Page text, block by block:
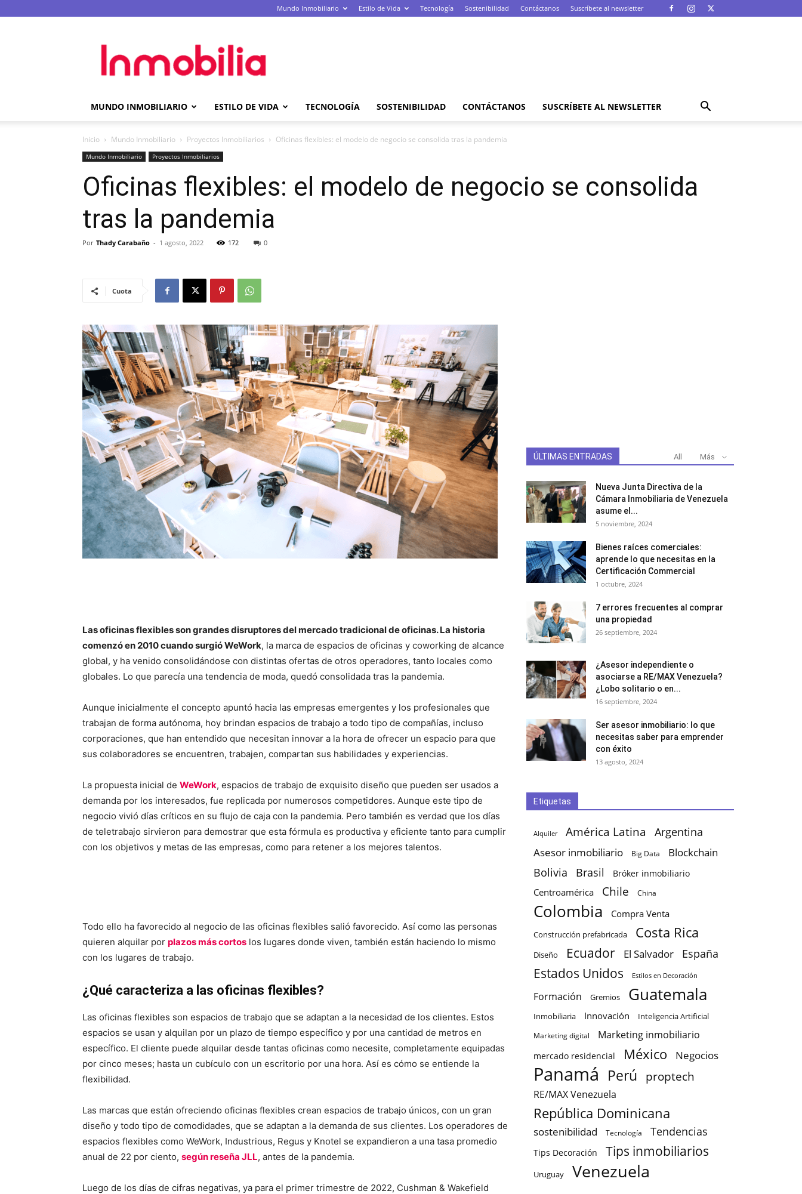
Mundo Inmobiliario Estilo de Vida Tecnología Sostenibilidad Contáctanos Suscríbete al newsletter
MUNDO INMOBILIARIO ESTILO DE VIDA TECNOLOGÍA SOSTENIBILIDAD CONTÁCTANOS SUSCRÍBETE AL NEWSLETTER
Inicio Mundo Inmobiliario Proyectos Inmobiliarios Oficinas flexibles: el modelo de negocio se consolida tras la pandemia
Mundo Inmobiliario Proyectos Inmobiliarios
Oficinas flexibles: el modelo de negocio se consolida
tras la pandemia
Por Thady Carabaño - 1 agosto, 2022 172 0
Cuota
Las oficinas flexibles son grandes disruptores del mercado tradicional de oficinas. La historia
comenzó en 2010 cuando surgió WeWork, la marca de espacios de oficinas y coworking de alcance
global, y ha venido consolidándose con distintas ofertas de otros operadores, tanto locales como
globales. Lo que parecía una tendencia de moda, quedó consolidada tras la pandemia.
Aunque inicialmente el concepto apuntó hacia las empresas emergentes y los profesionales que
trabajan de forma autónoma, hoy brindan espacios de trabajo a todo tipo de compañías, incluso
corporaciones, que han entendido que necesitan innovar a la hora de ofrecer un espacio para que
sus colaboradores se encuentren, trabajen, compartan sus habilidades y experiencias.
La propuesta inicial de WeWork, espacios de trabajo de exquisito diseño que pueden ser usados a
demanda por los interesados, fue replicada por numerosos competidores. Aunque este tipo de
negocio vivió días críticos en su flujo de caja con la pandemia. Pero también es verdad que los días
de teletrabajo sirvieron para demostrar que esta fórmula es productiva y eficiente tanto para cumplir
con los objetivos y metas de las empresas, como para retener a los mejores talentos.
Todo ello ha favorecido al negocio de las oficinas flexibles salió favorecido. Así como las personas
quieren alquilar por plazos más cortos los lugares donde viven, también están haciendo lo mismo
con los lugares de trabajo.
¿Qué caracteriza a las oficinas flexibles?
Las oficinas flexibles son espacios de trabajo que se adaptan a la necesidad de los clientes. Estos
espacios se usan y alquilan por un plazo de tiempo específico y por una cantidad de metros en
específico. El cliente puede alquilar desde tantas oficinas como necesite, completamente equipadas
por cinco meses; hasta un cubículo con un escritorio por una hora. Así es cómo se entiende la
flexibilidad.
Las marcas que están ofreciendo oficinas flexibles crean espacios de trabajo únicos, con un gran
diseño y todo tipo de comodidades, que se adaptan a la demanda de sus clientes. Los operadores de
espacios flexibles como WeWork, Industrious, Regus y Knotel se expandieron a una tasa promedio
anual de 22 por ciento, según reseña JLL, antes de la pandemia.
Luego de los días de cifras negativas, ya para el primer trimestre de 2022, Cushman & Wakefield
ÚLTIMAS ENTRADAS All Más
Nueva Junta Directiva de la
Cámara Inmobiliaria de Venezuela
asume el...
5 noviembre, 2024
Bienes raíces comerciales:
aprende lo que necesitas en la
Certificación Commercial
1 octubre, 2024
7 errores frecuentes al comprar
una propiedad
26 septiembre, 2024
¿Asesor independiente o
asociarse a RE/MAX Venezuela?
¿Lobo solitario o en...
16 septiembre, 2024
Ser asesor inmobiliario: lo que
necesitas saber para emprender
con éxito
13 agosto, 2024
Etiquetas
Alquiler América Latina Argentina
Asesor inmobiliario Big Data Blockchain
Bolivia Brasil Bróker inmobiliario
Centroamérica Chile China
Colombia Compra Venta
Construcción prefabricada Costa Rica
Diseño Ecuador El Salvador España
Estados Unidos Estilos en Decoración
Formación Gremios Guatemala
Inmobiliaria Innovación Inteligencia Artificial
Marketing digital Marketing inmobiliario
mercado residencial México Negocios
Panamá Perú proptech
RE/MAX Venezuela
República Dominicana
sostenibilidad Tecnología Tendencias
Tips Decoración Tips inmobiliarios
Uruguay Venezuela